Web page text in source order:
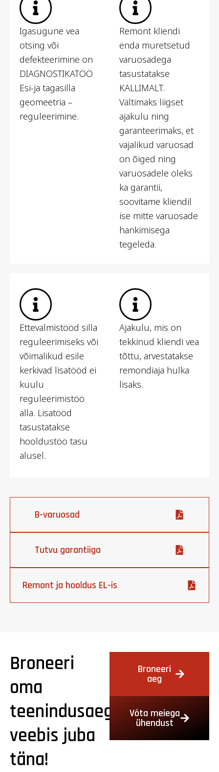
Igasugune vea
otsing või
defekteerimine on
DIAGNOSTIKATÖÖ
Esi-ja tagasilla
geomeetria –
reguleerimine.
Remont kliendi
enda muretsetud
varuosadega
tasustatakse
KALLIMALT.
Vältimaks liigset
ajakulu ning
garanteerimaks, et
vajalikud varuosad
on õiged ning
varuosadele oleks
ka garantii,
soovitame kliendil
ise mitte varuosade
hankimisega
tegeleda.
Ettevalmistööd silla
reguleerimiseks või
võimalikud esile
kerkivad lisatööd ei
kuulu
reguleerimistöö
alla. Lisatööd
tasustatakse
hooldustöö tasu
alusel.
Ajakulu, mis on
tekkinud kliendi vea
tõttu, arvestatakse
remondiaja hulka
lisaks.
B-varuosad
Tutvu garantiiga
Remont ja hooldus EL-is
Broneeri
oma
teenindusaeg
veebis juba
täna!
Broneeri
aeg
Võta meiega
ühendust